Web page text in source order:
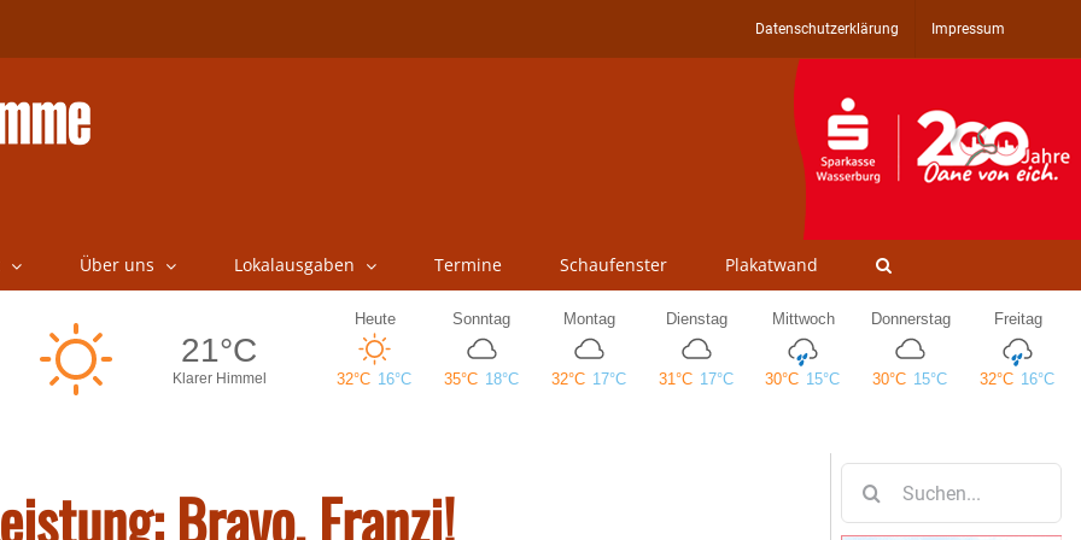
Datenschutzerklärung Impressum
Über uns Lokalausgaben Termine Schaufenster Plakatwand
Bravo, Franzi!
nach: